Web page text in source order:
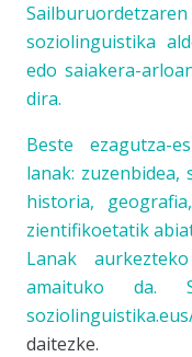
soziolinguistika
edo saiakera-
dira.
Beste ezagutza-
lanak: zuzenbidea,
historia,
zientifikoetatik
Lanak
amaituko da.
daitezke.